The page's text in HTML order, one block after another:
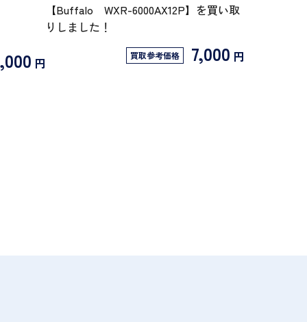
円
【Buffalo WXR-6000AX12P】を買い取
りしました！
買取参考価格 7,000 円